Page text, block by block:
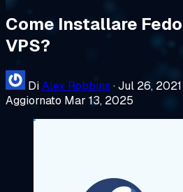
Come Installare
VPS?
DiAlex Robbins ·Jul 26, 2021
Aggiornato Mar 13, 2025